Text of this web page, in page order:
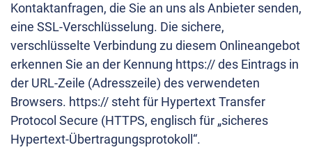
Kontaktanfragen, die Sie an uns als Anbieter senden,
eine SSL-Verschlüsselung. Die sichere,
verschlüsselte Verbindung zu diesem Onlineangebot
erkennen Sie an der Kennung https:// des Eintrags in
der URL-Zeile (Adresszeile) des verwendeten
Browsers. https:// steht für Hypertext Transfer
Protocol Secure (HTTPS, englisch für „sicheres
Hypertext-Übertragungsprotokoll“.